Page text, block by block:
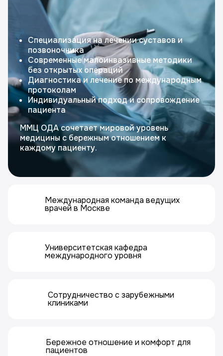
Специализация на лечении суставов и
позвоночника
Современные малоинвазивные методики
без открытых операций
Диагностика и лечение по международным
протоколам
Индивидуальный подход и сопровождение
пациента
ММЦ ОДА сочетает мировой уровень
медицины с бережным отношением к
каждому пациенту.
Международная команда ведущих
врачей в Москве
Университетская кафедра
международного уровня
Сотрудничество с зарубежными
клиниками
Бережное отношение и комфорт для
пациентов